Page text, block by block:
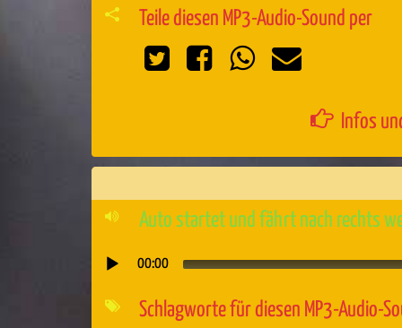
Teile diesen MP3-Audio-Sound per
Infos
Auto startet und fährt nach rechts
Audio-
Player
00:00
Schlagworte für diesen MP3-Audio-